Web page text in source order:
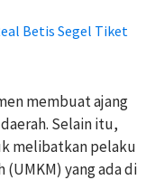
Betis Segel Tiket
membuat ajang
Selain itu,
melibatkan pelaku
(UMKM) yang ada di